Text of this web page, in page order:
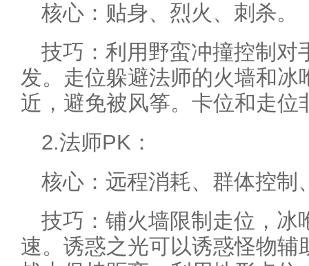
核心：贴身、烈火、刺杀。
技巧：利用野蛮冲撞控制对
发。走位躲避法师的火墙和冰
近，避免被风筝。卡位和走位
2.法师PK：
核心：远程消耗、群体控制
技巧：铺火墙限制走位，冰
速。诱惑之光可以诱惑怪物辅